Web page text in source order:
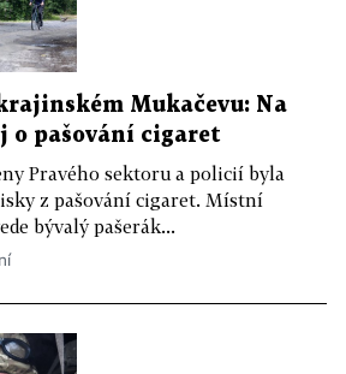
Mukačevu: Na
o pašování cigaret
Pravého sektoru a policií byla
z pašování cigaret. Místní
bývalý pašerák...